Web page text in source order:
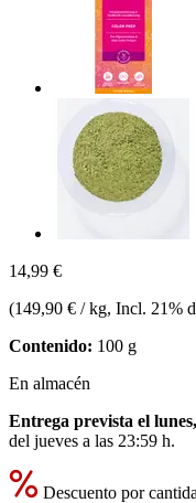
14,99 €
(149,90 € / kg, Incl. 21%
Contenido: 100 g
En almacén
Entrega prevista el
del jueves a las 23:59 h.
Descuento por